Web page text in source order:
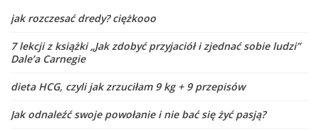
jak rozczesać dredy? ciężkooo
7 lekcji z książki „Jak zdobyć przyjaciół i zjednać sobie ludzi”
Dale’a Carnegie
dieta HCG, czyli jak zrzuciłam 9 kg + 9 przepisów
Jak odnaleźć swoje powołanie i nie bać się żyć pasją?